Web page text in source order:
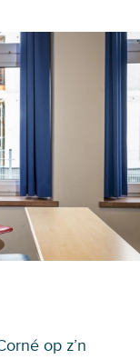
op z’n